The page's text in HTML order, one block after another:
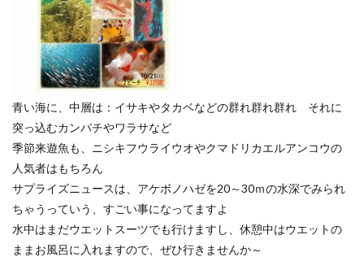
青い海に、中層は：イサキやタカベなどの群れ群れ群れ それに
突っ込むカンパチやワラサなど
季節来遊魚も、ニシキフウライウオやクマドリカエルアンコウの
人気者はもちろん
サプライズニュースは、アケボノハゼを20～30ｍの水深でみられ
ちゃうっていう、すごい事になってますよ
水中はまだウエットスーツでも行けますし、休憩中はウエットの
ままお風呂に入れますので、ぜひ行きませんか～